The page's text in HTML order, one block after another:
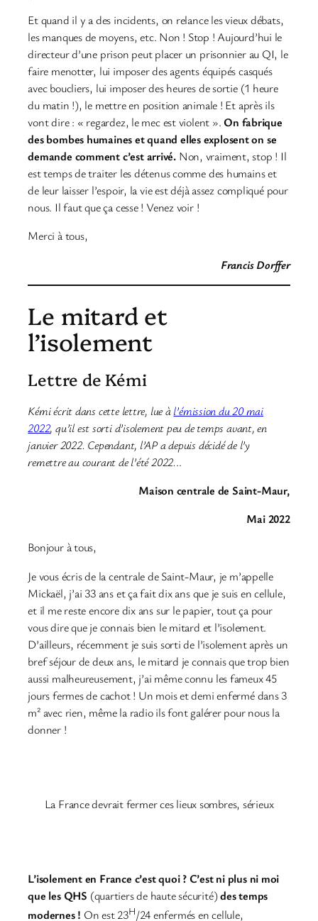
Et quand il y a des incidents, on relance les vieux débats,
les manques de moyens, etc. Non ! Stop ! Aujourd’hui le
directeur d’une prison peut placer un prisonnier au QI, le
faire menotter, lui imposer des agents équipés casqués
avec boucliers, lui imposer des heures de sortie (1 heure
du matin !), le mettre en position animale ! Et après ils
vont dire : « regardez, le mec est violent ».On fabrique
des bombes humaines et quand elles explosent on se
demande comment c’est arrivé. Non, vraiment, stop ! Il
est temps de traiter les détenus comme des humains et
de leur laisser l’espoir, la vie est déjà assez compliqué pour
nous. Il faut que ça cesse ! Venez voir !
Merci à tous,
Francis Dorffer
Le mitard et
l’isolement
Lettre de Kémi
Kémi écrit dans cette lettre, lue àl’émission du 20 mai
2022, qu’il est sorti d’isolement peu de temps avant, en
janvier 2022. Cependant, l’AP a depuis décidé de l’y
remettre au courant de l’été 2022...
Maison centrale de Saint-Maur,
Mai 2022
Bonjour à tous,
Je vous écris de la centrale de Saint-Maur, je m’appelle
Mickaël, j’ai 33 ans et ça fait dix ans que je suis en cellule,
et il me reste encore dix ans sur le papier, tout ça pour
vous dire que je connais bien le mitard et l’isolement.
D’ailleurs, récemment je suis sorti de l’isolement après un
bref séjour de deux ans, le mitard je connais que trop bien
aussi malheureusement, j’ai même connu les fameux 45
jours fermes de cachot ! Un mois et demi enfermé dans 3
m² avec rien, même la radio ils font galérer pour nous la
donner !
La France devrait fermer ces lieux sombres, sérieux
L’isolement en France c’est quoi ? C’est ni plus ni moi
que les QHS (quartiers de haute sécurité)des temps
modernes ! On est 23H/24 enfermés en cellule,